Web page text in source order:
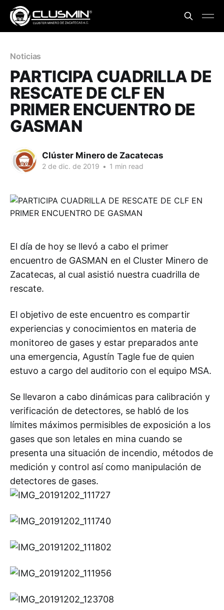
Noticias
PARTICIPA CUADRILLA DE
RESCATE DE CLF EN
PRIMER ENCUENTRO DE
GASMAN
Clúster Minero de Zacatecas
2 de dic. de 2019 • 1 min read
El día de hoy se llevó a cabo el primer
encuentro de GASMAN en el Cluster Minero de
Zacatecas, al cual asistió nuestra cuadrilla de
rescate.
El objetivo de este encuentro es compartir
experiencias y conocimientos en materia de
monitoreo de gases y estar preparados ante
una emergencia, Agustín Tagle fue de quien
estuvo a cargo del auditorio con el equipo MSA.
Se llevaron a cabo dinámicas para calibración y
verificación de detectores, se habló de los
límites máximos permisibles de exposición a los
gases que son letales en mina cuando se
presenta una situación de incendio, métodos de
medición y control así como manipulación de
detectores de gases.